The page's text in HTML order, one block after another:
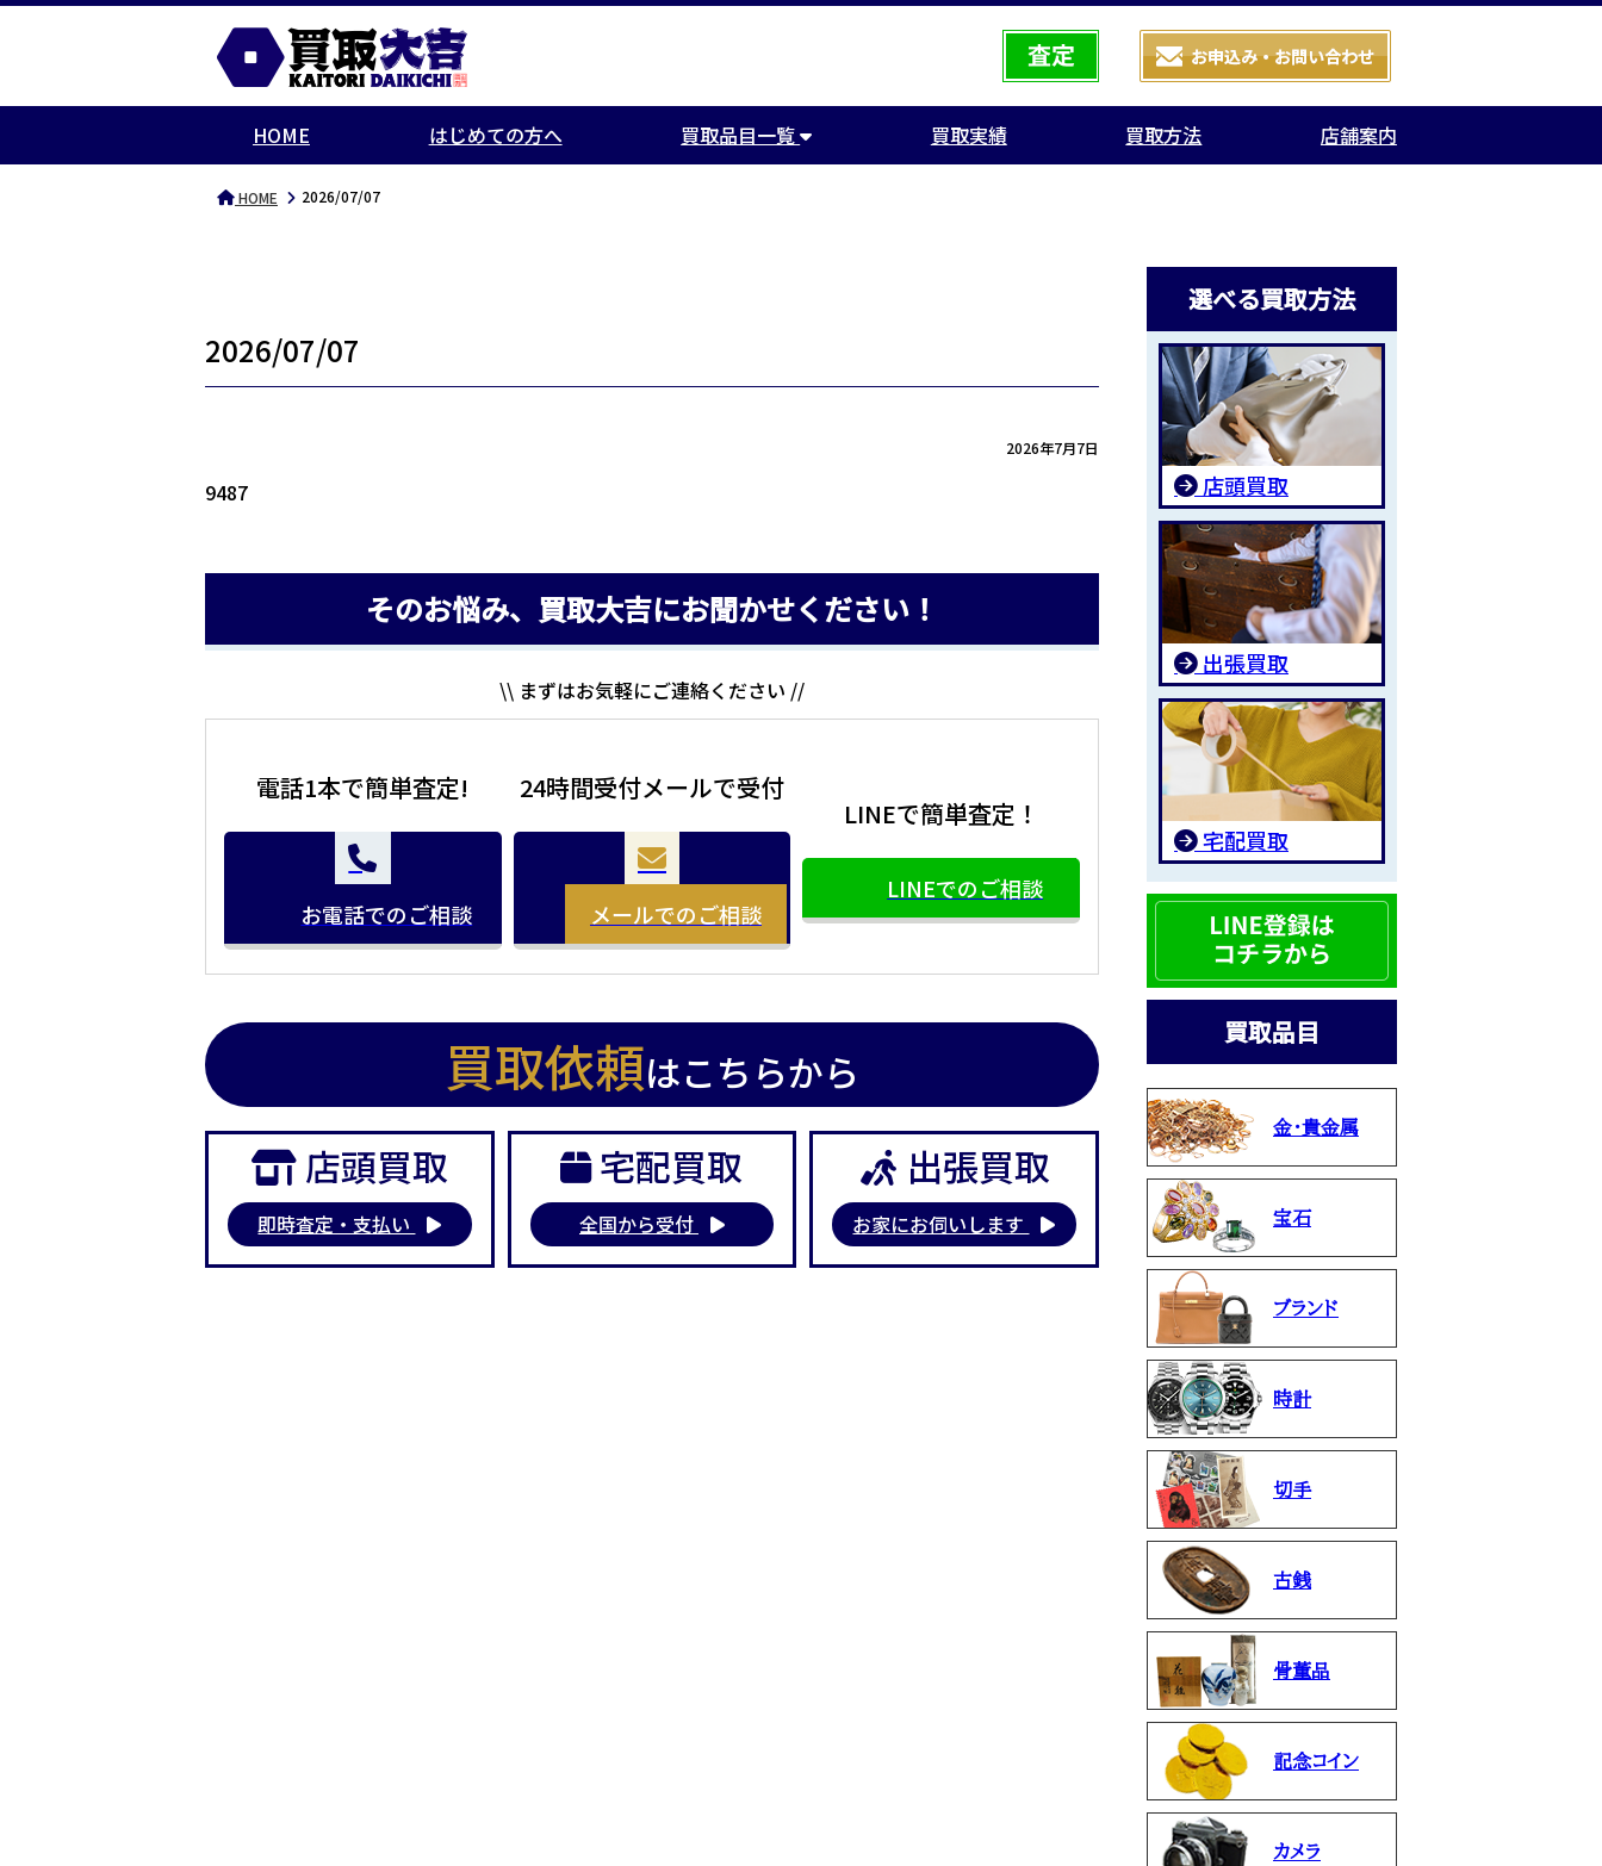
HOME はじめての方へ 買取品目一覧 買取実績 買取方法 店舗案内
HOME 2026/07/07
2026/07/07
2026年7月7日
9487
そのお悩み、買取大吉にお聞かせください！
\\ まずはお気軽にご連絡ください //
電話1本で簡単査定!
お電話でのご相談
24時間受付メールで受付
メールでのご相談
LINEで簡単査定！
LINEでのご相談
買取依頼はこちらから
店頭買取
即時査定・支払い
宅配買取
全国から受付
出張買取
お家にお伺いします
選べる買取方法
店頭買取
出張買取
宅配買取
買取品目
金・貴金属
宝石
ブランド
時計
切手
古銭
骨董品
記念コイン
カメラ